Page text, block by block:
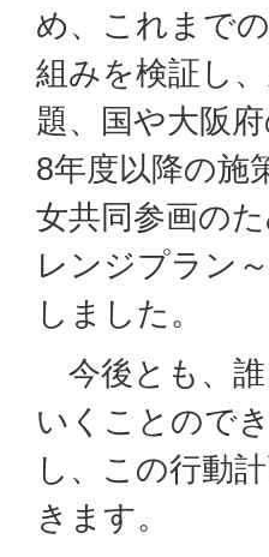
め、これまで
組みを検証し
題、国や大阪
8年度以降の施
女共同参画の
レンジプラン
しました。
今後とも、
いくことので
し、この行動
きます。